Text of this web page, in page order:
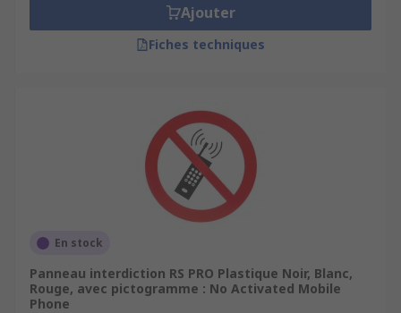
Ajouter
Fiches techniques
En stock
Panneau interdiction RS PRO Plastique Noir, Blanc,
Rouge, avec pictogramme : No Activated Mobile
Phone